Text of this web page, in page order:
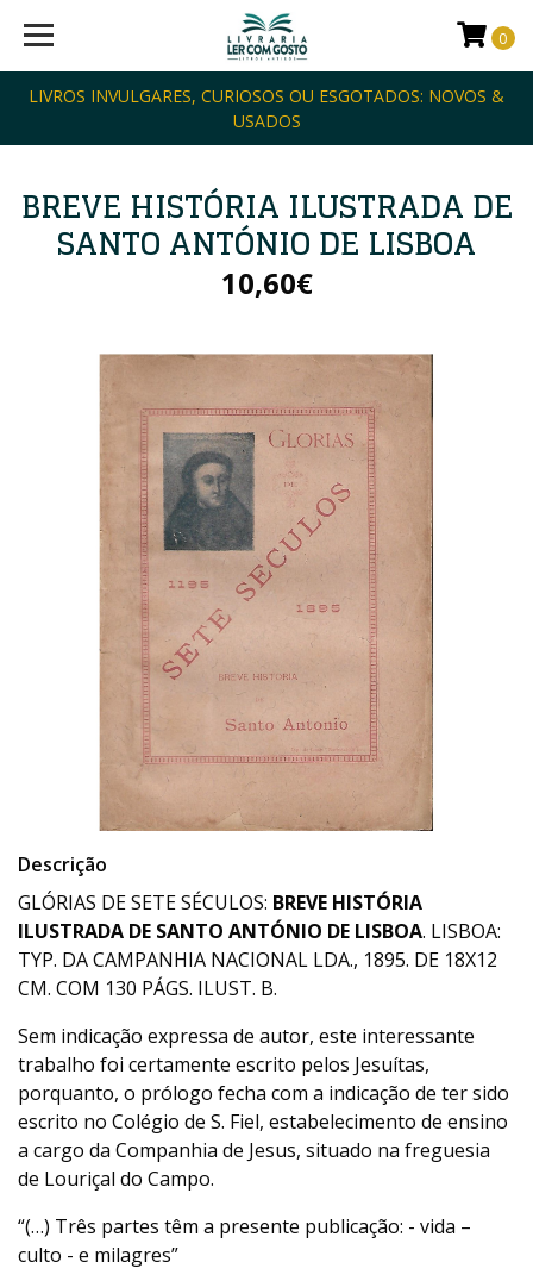
LIVROS INVULGARES, CURIOSOS OU ESGOTADOS: NOVOS &
USADOS
0
BREVE HISTÓRIA ILUSTRADA DE
SANTO ANTÓNIO DE LISBOA
10,60€
Descrição
GLÓRIAS DE SETE SÉCULOS: BREVE HISTÓRIA
ILUSTRADA DE SANTO ANTÓNIO DE LISBOA. LISBOA:
TYP. DA CAMPANHIA NACIONAL LDA., 1895. DE 18X12
CM. COM 130 PÁGS. ILUST. B.
Sem indicação expressa de autor, este interessante
trabalho foi certamente escrito pelos Jesuítas,
porquanto, o prólogo fecha com a indicação de ter sido
escrito no Colégio de S. Fiel, estabelecimento de ensino
a cargo da Companhia de Jesus, situado na freguesia
de Louriçal do Campo.
“(…) Três partes têm a presente publicação: - vida –
culto - e milagres”